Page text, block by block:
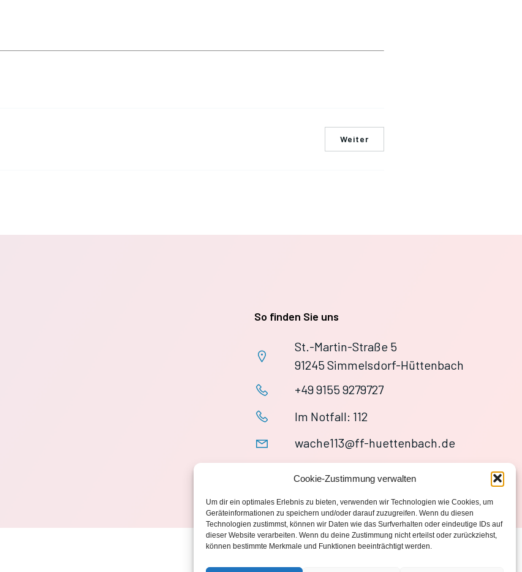
Cookie-Zustimmung verwalten
Um dir ein optimales Erlebnis zu bieten, verwenden wir Technologien wie Cookies, um
Geräteinformationen zu speichern und/oder darauf zuzugreifen. Wenn du diesen
Technologien zustimmst, können wir Daten wie das Surfverhalten oder eindeutige IDs auf
dieser Website verarbeiten. Wenn du deine Zustimmung nicht erteilst oder zurückziehst,
können bestimmte Merkmale und Funktionen beeinträchtigt werden.
Weiter
So finden Sie uns
St.-Martin-Straße 5
91245 Simmelsdorf-Hüttenbach
+49 9155 9279727
Im Notfall: 112
wache113@ff-huettenbach.de